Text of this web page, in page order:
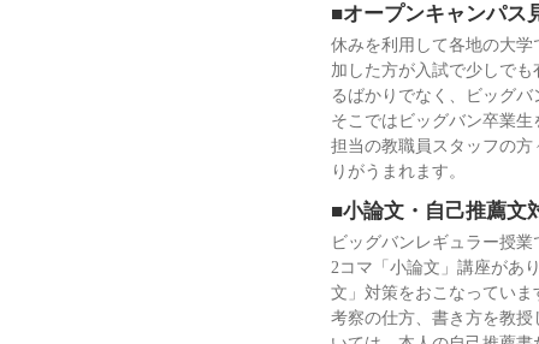
■オープンキャンパス
休みを利用して各地の大
加した方が入試で少しで
るばかりでなく、ビッグ
そこではビッグバン卒業
担当の教職員スタッフの
りがうまれます。
■小論文・自己推薦文
ビッグバンレギュラー授
2コマ「小論文」講座があ
文」対策をおこなってい
考察の仕方、書き方を教